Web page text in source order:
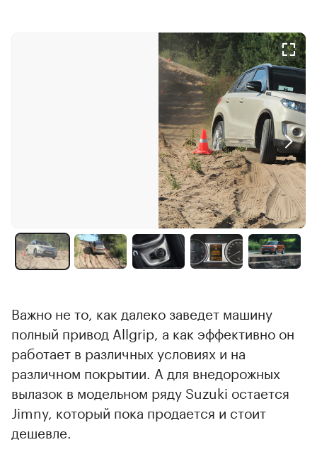
Важно не то, как далеко заведет машину
полный привод Allgrip, а как эффективно он
работает в различных условиях и на
различном покрытии. А для внедорожных
вылазок в модельном ряду Suzuki остается
Jimny, который пока продается и стоит
дешевле.